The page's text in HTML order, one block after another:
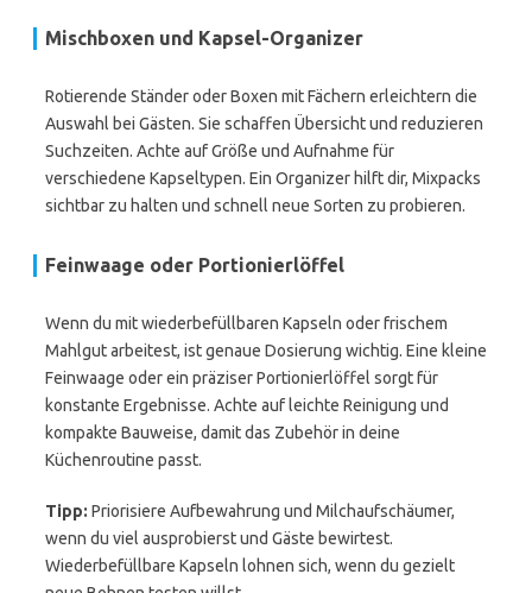
Mischboxen und Kapsel-Organizer
Rotierende Ständer oder Boxen mit Fächern erleichtern die
Auswahl bei Gästen. Sie schaffen Übersicht und reduzieren
Suchzeiten. Achte auf Größe und Aufnahme für
verschiedene Kapseltypen. Ein Organizer hilft dir, Mixpacks
sichtbar zu halten und schnell neue Sorten zu probieren.
Feinwaage oder Portionierlöffel
Wenn du mit wiederbefüllbaren Kapseln oder frischem
Mahlgut arbeitest, ist genaue Dosierung wichtig. Eine kleine
Feinwaage oder ein präziser Portionierlöffel sorgt für
konstante Ergebnisse. Achte auf leichte Reinigung und
kompakte Bauweise, damit das Zubehör in deine
Küchenroutine passt.
Tipp: Priorisiere Aufbewahrung und Milchaufschäumer,
wenn du viel ausprobierst und Gäste bewirtest.
Wiederbefüllbare Kapseln lohnen sich, wenn du gezielt